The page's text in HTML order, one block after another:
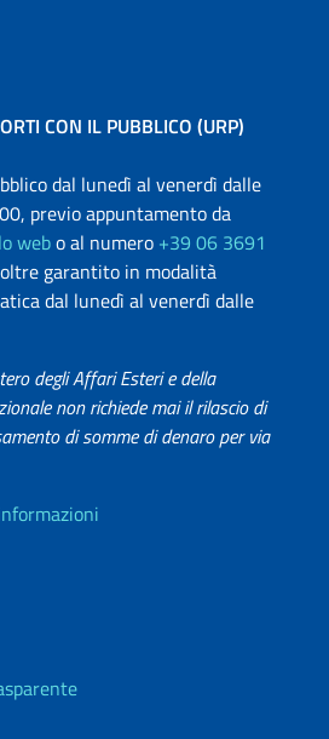
diplomatica
CON IL PUBBLICO (URP)
dal lunedì al venerdì dalle
previo appuntamento da
webo al numero +39 06 3691
garantito in modalità
dal lunedì al venerdì dalle
degli Affari Esteri e della
non richiede mai il rilascio di
di somme di denaro per via